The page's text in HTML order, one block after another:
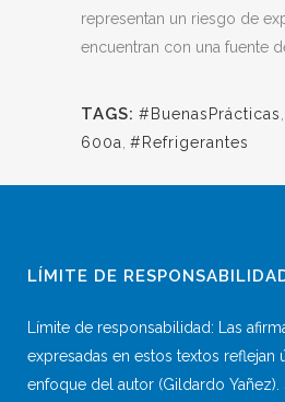
representan un riesgo de
encuentran con una fuente
TAGS: #BuenasPrácticas
600a #Refrigerantes
LÍMITE DE
Límite de responsabilidad: Las
expresadas en estos textos reflejan
enfoque del autor (Gildardo